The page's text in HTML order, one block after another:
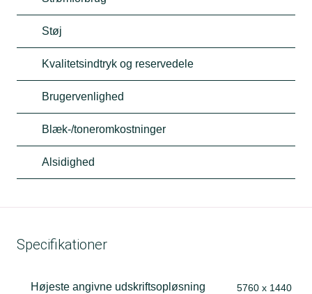
Støj
Kvalitetsindtryk og reservedele
Brugervenlighed
Blæk-/toneromkostninger
Alsidighed
Specifikationer
Højeste angivne udskriftsopløsning 5760 x 1440